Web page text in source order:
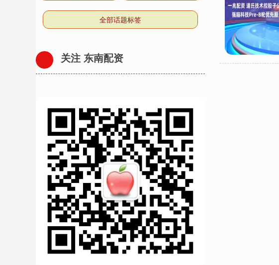
全部话题标签
关注 东南配资